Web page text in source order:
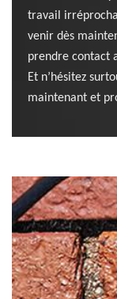
travail
venir dès
prendre contact
Et n’hésitez
maintenant et